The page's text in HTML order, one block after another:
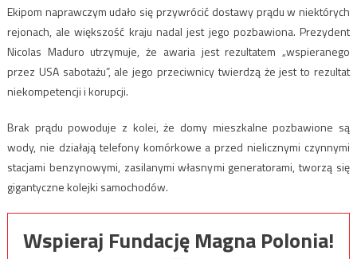
Ekipom naprawczym udało się przywrócić dostawy prądu w niektórych
rejonach, ale większość kraju nadal jest jego pozbawiona. Prezydent
Nicolas Maduro utrzymuje, że awaria jest rezultatem „wspieranego
przez USA sabotażu”, ale jego przeciwnicy twierdzą że jest to rezultat
niekompetencji i korupcji.
Brak prądu powoduje z kolei, że domy mieszkalne pozbawione są
wody, nie działają telefony komórkowe a przed nielicznymi czynnymi
stacjami benzynowymi, zasilanymi własnymi generatorami, tworzą się
gigantyczne kolejki samochodów.
Wspieraj Fundację Magna Polonia!